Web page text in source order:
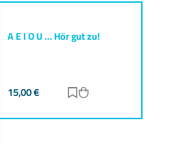
A E I O U … Hör gut zu!
15,00€ Zur Merkliste